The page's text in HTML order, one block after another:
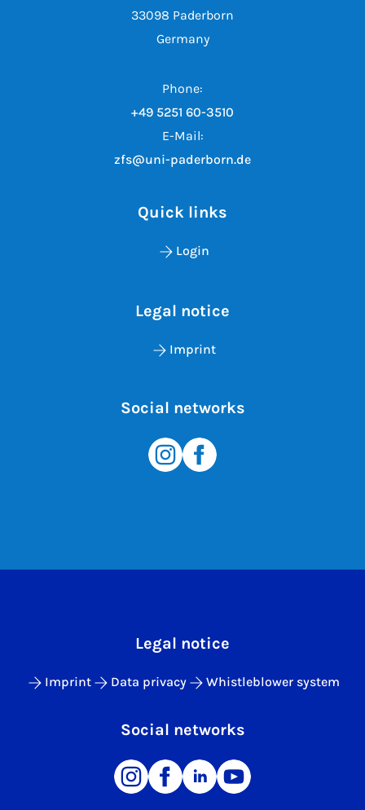
33098 Paderborn
Germany
Phone:
+49 5251 60-3510
E-Mail:
zfs@uni-paderborn.de
Quick links
Login
Legal notice
Imprint
Social networks
Legal notice
Imprint Data privacy Whistleblower system
Social networks